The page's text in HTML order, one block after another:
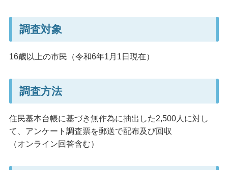
調査対象
16歳以上の市民（令和6年1月1日現在）
調査方法
住民基本台帳に基づき無作為に抽出した2,500人に対し
て、アンケート調査票を郵送で配布及び回収
（オンライン回答含む）